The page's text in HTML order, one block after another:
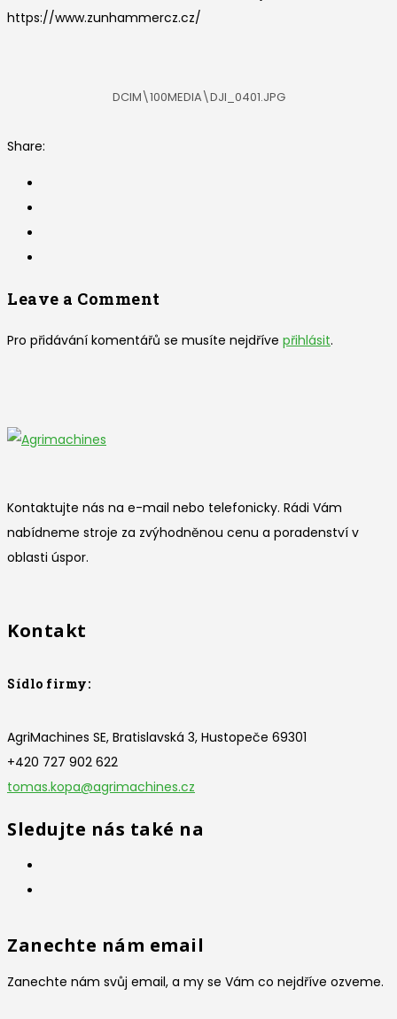
https://www.zunhammercz.cz/
DCIM\100MEDIA\DJI_0401.JPG
Share:
Leave a Comment
Pro přidávání komentářů se musíte nejdříve přihlásit.
Kontaktujte nás na e-mail nebo telefonicky. Rádi Vám
nabídneme stroje za zvýhodněnou cenu a poradenství v
oblasti úspor.
Kontakt
Sídlo firmy:
AgriMachines SE, Bratislavská 3, Hustopeče 69301
+420 727 902 622
tomas.kopa@agrimachines.cz
Sledujte nás také na
Zanechte nám email
Zanechte nám svůj email, a my se Vám co nejdříve ozveme.